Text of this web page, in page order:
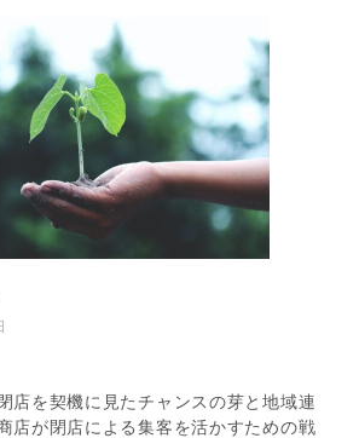
店を契機に見たチャンスの芽と地域連
店が閉店による集客を活かすための戦